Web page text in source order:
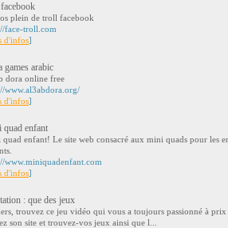
plein de troll facebook
face-troll.com
d'infos]
games arabic
dora online free
www.al3abdora.org/
d'infos]
enfant
enfant! Le site web consacré aux mini quads pour les
www.miniquadenfant.com
d'infos]
: que des jeux
trouvez ce jeu vidéo qui vous a toujours passionné à
son site et trouvez-vos jeux ainsi que l...